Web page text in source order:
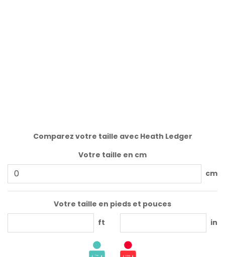
Comparez votre taille avec Heath Ledger
Votre taille en cm
cm
Votre taille en pieds et pouces
ft
in